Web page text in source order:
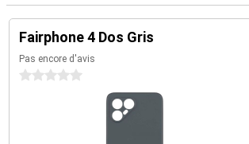
Fairphone 4 Dos Gris
Pas encore d'avis
0 étoiles